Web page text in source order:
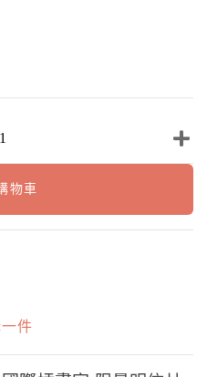
物車
件